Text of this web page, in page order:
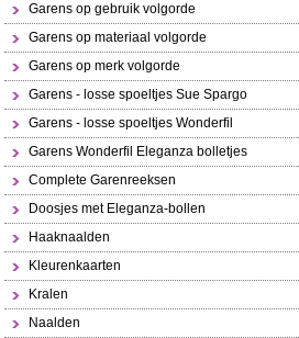
Garens op gebruik volgorde
Garens op materiaal volgorde
Garens op merk volgorde
Garens - losse spoeltjes Sue Spargo
Garens - losse spoeltjes Wonderfil
Garens Wonderfil Eleganza bolletjes
Complete Garenreeksen
Doosjes met Eleganza-bollen
Haaknaalden
Kleurenkaarten
Kralen
Naalden